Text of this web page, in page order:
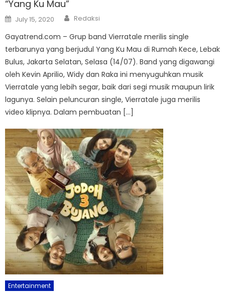
“Yang Ku Mau”
Posted
on
July 15, 2020 Author
Redaksi
Gayatrend.com – Grup band Vierratale merilis single
terbarunya yang berjudul Yang Ku Mau di Rumah Kece, Lebak
Bulus, Jakarta Selatan, Selasa (14/07). Band yang digawangi
oleh Kevin Aprilio, Widy dan Raka ini menyuguhkan musik
Vierratale yang lebih segar, baik dari segi musik maupun lirik
lagunya. Selain peluncuran single, Vierratale juga merilis
video klipnya. Dalam pembuatan […]
Entertainment